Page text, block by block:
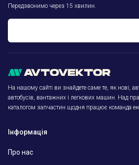
Передзвонимо через 15 хвилин.
На нашому сайті ви знайдете саме те, як нові,
автобусів, вантажних і легкових машин. Над
каталогом запчастин щодня працює команда
Інформація
Про нас